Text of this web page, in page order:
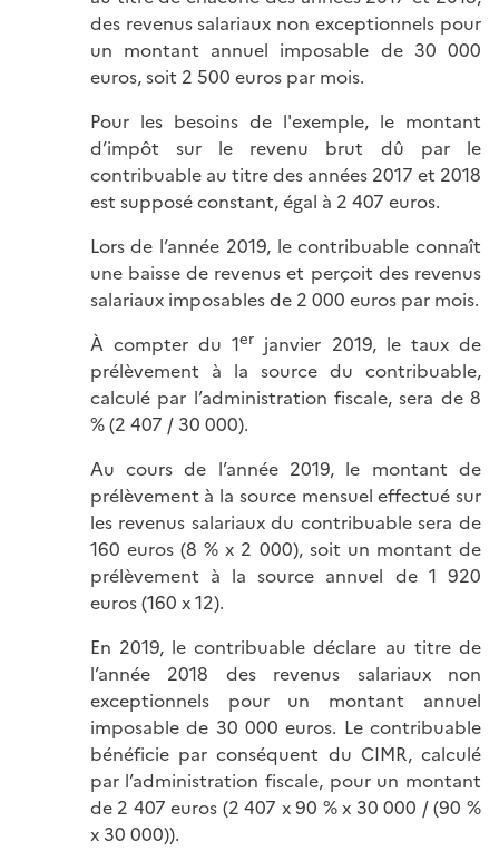
des revenus salariaux non exceptionnels pour
un montant annuel imposable de 30 000
euros, soit 2 500 euros par mois.
Pour les besoins de l'exemple, le montant
d’impôt sur le revenu brut dû par le
contribuable au titre des années 2017 et 2018
est supposé constant, égal à 2 407 euros.
Lors de l’année 2019, le contribuable connaît
une baisse de revenus et perçoit des revenus
salariaux imposables de 2 000 euros par mois.
À compter du 1er janvier 2019, le taux de
prélèvement à la source du contribuable,
calculé par l’administration fiscale, sera de 8
% (2 407 / 30 000).
Au cours de l’année 2019, le montant de
prélèvement à la source mensuel effectué sur
les revenus salariaux du contribuable sera de
160 euros (8 % x 2 000), soit un montant de
prélèvement à la source annuel de 1 920
euros (160 x 12).
En 2019, le contribuable déclare au titre de
l’année 2018 des revenus salariaux non
exceptionnels pour un montant annuel
imposable de 30 000 euros. Le contribuable
bénéficie par conséquent du CIMR, calculé
par l’administration fiscale, pour un montant
de 2 407 euros (2 407 x 90 % x 30 000 / (90 %
x 30 000)).